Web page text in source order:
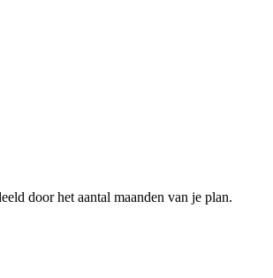
door het aantal maanden van je plan.